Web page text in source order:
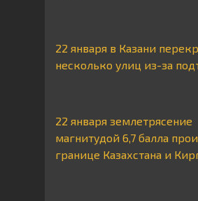
22 января в Казани
несколько улиц из-за
22 января землетрясение
магнитудой 6,7 балла
границе Казахстана и